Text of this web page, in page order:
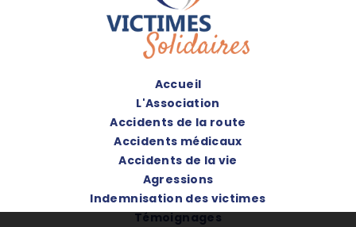
Accueil
L'Association
Accidents de la route
Accidents médicaux
Accidents de la vie
Agressions
Indemnisation des victimes
Témoignages